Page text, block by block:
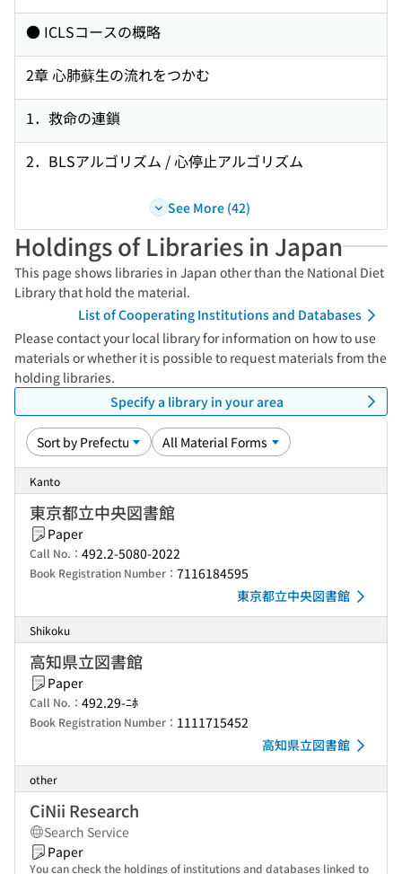
● ICLSコースの概略
2章 心肺蘇生の流れをつかむ
1．救命の連鎖
2．BLSアルゴリズム / 心停止アルゴリズム
See More (42)
Holdings of Libraries in Japan
This page shows libraries in Japan other than the National Diet
Library that hold the material.
List of Cooperating Institutions and Databases
Please contact your local library for information on how to use
materials or whether it is possible to request materials from the
holding libraries.
Specify a library in your area
Kanto
東京都立中央図書館
Paper
Call No.： 492.2-5080-2022
Book Registration Number： 7116184595
東京都立中央図書館
Shikoku
高知県立図書館
Paper
Call No.： 492.29-ﾆﾎ
Book Registration Number： 1111715452
高知県立図書館
other
CiNii Research
Search Service
Paper
You can check the holdings of institutions and databases linked to